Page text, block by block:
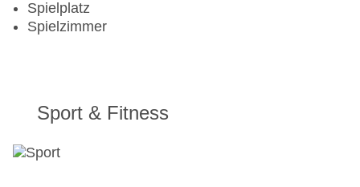
Spielplatz
Spielzimmer
Sport & Fitness